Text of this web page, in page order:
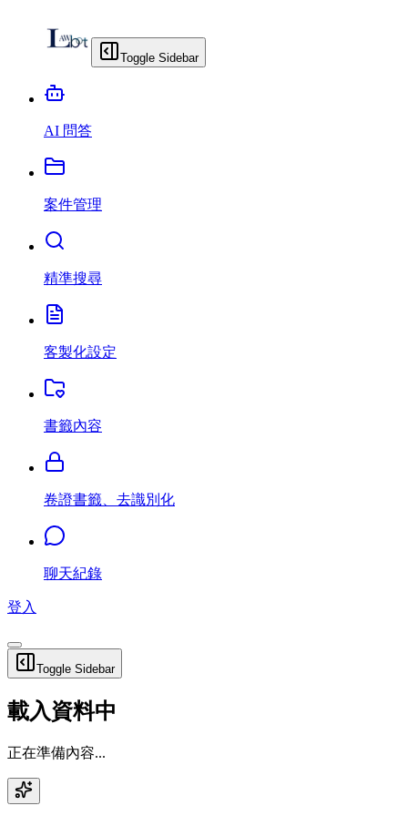
Toggle Sidebar
AI 問答
案件管理
精準搜尋
客製化設定
書籤內容
卷證書籤、去識別化
聊天紀錄
登入
Toggle Sidebar
載入資料中
正在準備內容...